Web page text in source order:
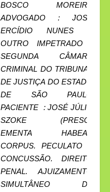
BOSCO MOREIRA
ADVOGADO : JOSÉ
ERCÍDIO NUNES E
OUTRO IMPETRADO :
SEGUNDA CÂMARA
CRIMINAL DO TRIBUNAL
DE JUSTIÇA DO ESTADO
DE SÃO PAULO
PACIENTE : JOSÉ JÚLIO
SZOKE (PRESO)
EMENTA HABEAS
CORPUS. PECULATO E
CONCUSSÃO. DIREITO
PENAL. AJUIZAMENTO
SIMULTÂNEO DE